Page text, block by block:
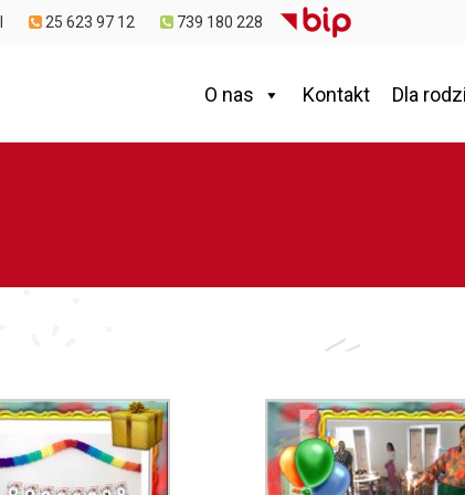
25 623 97 12 739 180 228
O nas Kontakt Dla